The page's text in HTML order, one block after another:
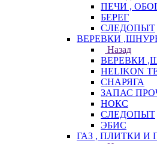
ПЕЧИ ,
БЕРЕГ
СЛЕДОПЫТ
ВЕРЕВКИ
Назад
ВЕРЕВКИ
HELIKON
СНАРЯГА
ЗАПАС
НОКС
СЛЕДОПЫТ
ЭБИС
ГАЗ , ПЛИТКИ И